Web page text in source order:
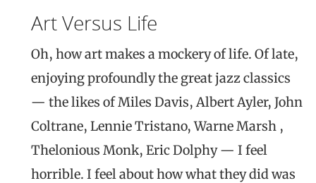
Art Versus Life
Oh, how art makes a mockery of life. Of late,
enjoying profoundly the great jazz classics
— the likes of Miles Davis, Albert Ayler, John
Coltrane, Lennie Tristano, Warne Marsh ,
Thelonious Monk, Eric Dolphy — I feel
horrible. I feel about how what they did was